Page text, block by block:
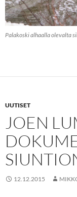
Palakoski alhaalla olevalta
UUTISET
JOEN
12.12.2015